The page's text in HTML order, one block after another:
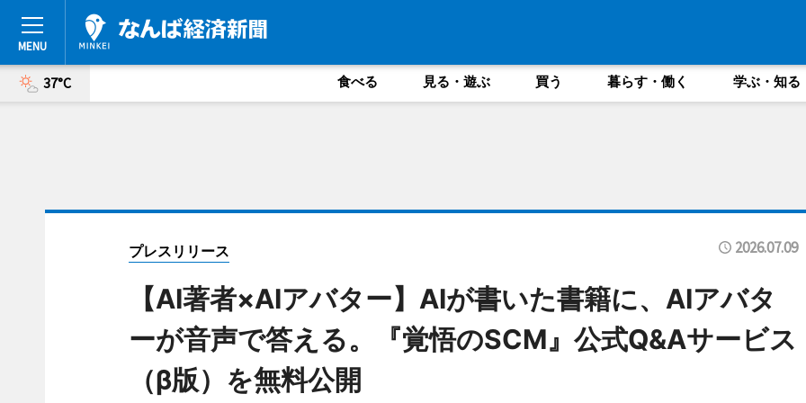
37°C 食べる 見る・遊ぶ 買う 暮らす・働く 学ぶ・知る
プレスリリース 2026.07.09
【AI著者×AIアバター】AIが書いた書籍に、AIアバタ
ーが音声で答える。『覚悟のSCM』公式Q&Aサービス
（β版）を無料公開